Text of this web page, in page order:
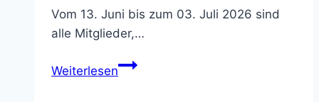
Vom 13. Juni bis zum 03. Juli 2026 sind
alle Mitglieder,…
WeiterlesenSolidarische